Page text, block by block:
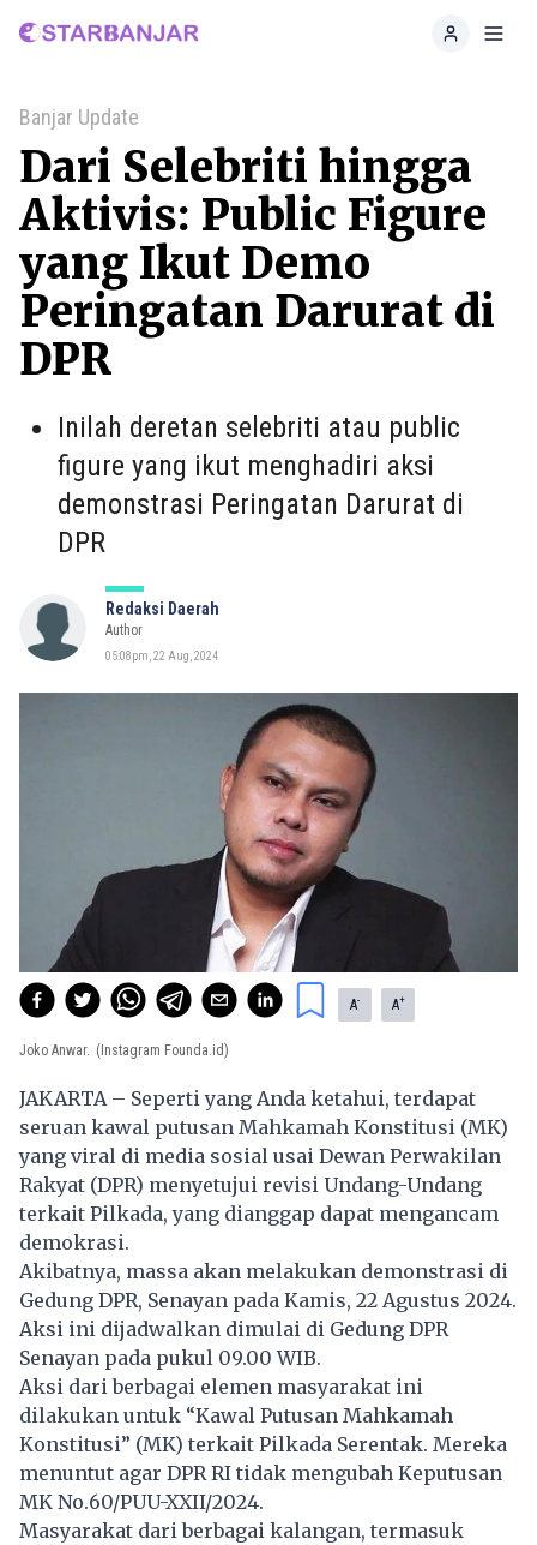
Home
Banjar Update
Dari Selebriti hingga
Aktivis: Public Figure
yang Ikut Demo
Peringatan Darurat di
DPR
Inilah deretan selebriti atau public
figure yang ikut menghadiri aksi
demonstrasi Peringatan Darurat di
DPR
Redaksi Daerah
Author
05:08pm, 22 Aug, 2024
A- A+
Joko Anwar. (Instagram Founda.id)
JAKARTA – Seperti yang Anda ketahui, terdapat
seruan kawal putusan Mahkamah Konstitusi (MK)
yang viral di media sosial usai Dewan Perwakilan
Rakyat (DPR) menyetujui revisi Undang-Undang
terkait Pilkada, yang dianggap dapat mengancam
demokrasi.
Akibatnya, massa akan melakukan demonstrasi di
Gedung DPR, Senayan pada Kamis, 22 Agustus 2024.
Aksi ini dijadwalkan dimulai di Gedung DPR
Senayan pada pukul 09.00 WIB.
Aksi dari berbagai elemen masyarakat ini
dilakukan untuk “Kawal Putusan Mahkamah
Konstitusi” (MK) terkait Pilkada Serentak. Mereka
menuntut agar DPR RI tidak mengubah Keputusan
MK No.60/PUU-XXII/2024.
Masyarakat dari berbagai kalangan, termasuk